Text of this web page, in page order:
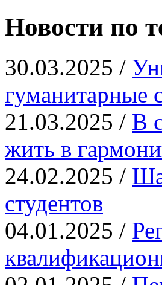
Новости по
30.03.2025 /
гуманитарные
21.03.2025 / В
жить в
24.02.2025 /
студентов
04.01.2025 /